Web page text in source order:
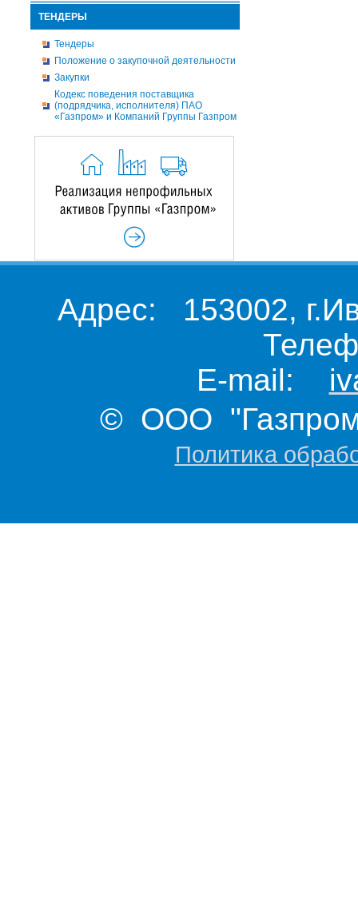
ТЕНДЕРЫ
Тендеры
Положение о закупочной деятельности
Закупки
Кодекс поведения поставщика
(подрядчика, исполнителя) ПАО
«Газпром» и Компаний Группы Газпром
Адрес: 153002,
E-mail:
© ООО "Газпром
Политика